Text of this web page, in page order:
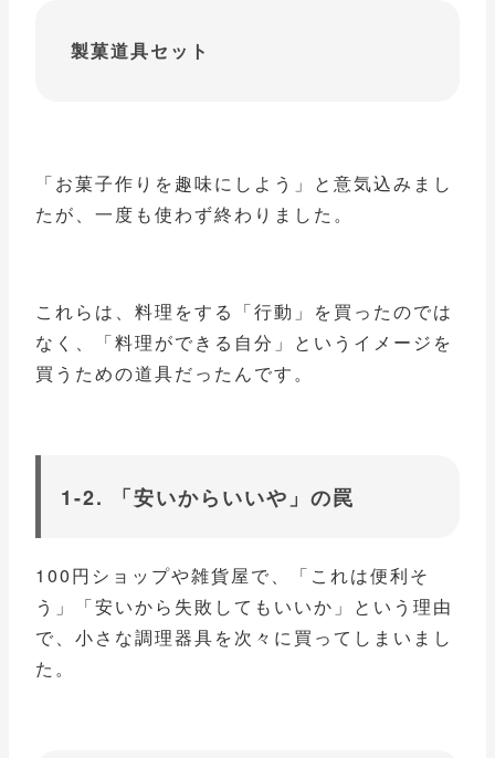
製菓道具セット
「お菓子作りを趣味にしよう」と意気込みまし
たが、一度も使わず終わりました。
これらは、料理をする「行動」を買ったのでは
なく、「料理ができる自分」というイメージを
買うための道具だったんです。
1-2. 「安いからいいや」の罠
100円ショップや雑貨屋で、「これは便利そ
う」「安いから失敗してもいいか」という理由
で、小さな調理器具を次々に買ってしまいまし
た。